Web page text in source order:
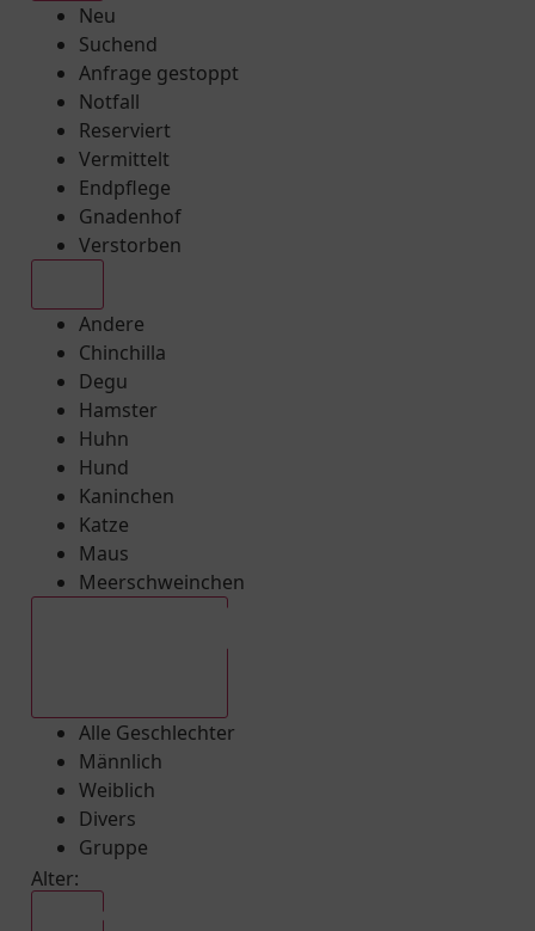
Neu
Suchend
Anfrage gestoppt
Notfall
Reserviert
Vermittelt
Endpflege
Gnadenhof
Verstorben
Andere
Chinchilla
Degu
Hamster
Huhn
Hund
Kaninchen
Katze
Maus
Meerschweinchen
Alle Geschlechter
Männlich
Weiblich
Divers
Gruppe
Alter: